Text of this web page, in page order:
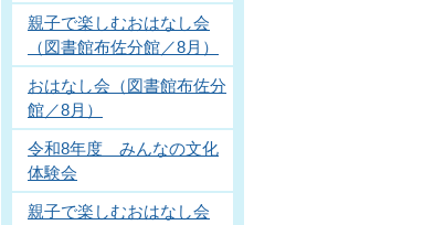
親子で楽しむおはなし会
（図書館布佐分館／8月）
おはなし会（図書館布佐分
館／8月）
令和8年度 みんなの文化
体験会
親子で楽しむおはなし会